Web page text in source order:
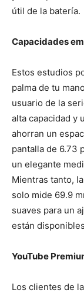
útil de la batería.
Capacidades
Estos estudios
palma de tu
usuario de la
alta capacidad y
ahorran un
pantalla de 6.73
un elegante
Mientras tanto,
solo mide 69.9
suaves para un
están
YouTube
Los clientes de